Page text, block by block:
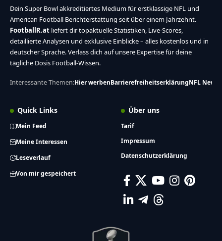
Dein Super Bowl akkreditiertes Medium für erstklassige NFL und
American Football Berichterstattung seit über einem Jahrzehnt.
FootballR.at liefert dir topaktuelle Statistiken, Live-Scores,
detaillierte Analysen und exklusive Einblicke – alles kostenlos und in
deutscher Sprache. Verlass dich auf unsere Expertise für deine
tägliche Dosis Football-Wissen.
Interessante Themen:Hier werbenBarrierefreiheitserklärungNFL News
Quick Links
Mein Feed
Meine Interessen
Leseverlauf
Von mir gespeichert
Über uns
Tarif
Impressum
Datenschutzerklärung